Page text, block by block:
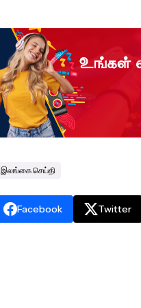
இலங்கை செய்தி
Facebook Twitter